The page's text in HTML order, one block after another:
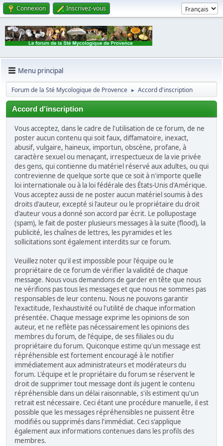
Connexion Inscrivez-vous
Menu principal
Forum de la Sté Mycologique de Provence ► Accord d'inscription
Accord d'inscription
Vous acceptez, dans le cadre de l'utilisation de ce forum, de ne
poster aucun contenu qui soit faux, diffamatoire, inexact,
abusif, vulgaire, haineux, importun, obscène, profane, à
caractère sexuel ou menaçant, irrespectueux de la vie privée
des gens, qui contienne du matériel réservé aux adultes, ou qui
contrevienne de quelque sorte que ce soit à n'importe quelle
loi internationale ou à la loi fédérale des États-Unis d'Amérique.
Vous acceptez aussi de ne poster aucun matériel soumis à des
droits d'auteur, excepté si l'auteur ou le propriétaire du droit
d'auteur vous a donné son accord par écrit. Le pollupostage
(spam), le fait de poster plusieurs messages à la suite (flood), la
publicité, les chaînes de lettres, les pyramides et les
sollicitations sont également interdits sur ce forum.
Veuillez noter qu'il est impossible pour l'équipe ou le
propriétaire de ce forum de vérifier la validité de chaque
message. Nous vous demandons de garder en tête que nous
ne vérifions pas tous les messages et que nous ne sommes pas
responsables de leur contenu. Nous ne pouvons garantir
l'exactitude, l'exhaustivité ou l'utilité de chaque information
présentée. Chaque message exprime les opinions de son
auteur, et ne reflète pas nécessairement les opinions des
membres du forum, de l'équipe, de ses filiales ou du
propriétaire du forum. Quiconque estime qu'un message est
répréhensible est fortement encouragé à le notifier
immédiatement aux administrateurs et modérateurs du
forum. L'équipe et le propriétaire du forum se réservent le
droit de supprimer tout message dont ils jugent le contenu
répréhensible dans un délai raisonnable, s'ils estiment qu'un
retrait est nécessaire. Ceci étant une procédure manuelle, il est
possible que les messages répréhensibles ne puissent être
modifiés ou supprimés dans l'immédiat. Ceci s'applique
également aux informations contenues dans les profils des
membres.